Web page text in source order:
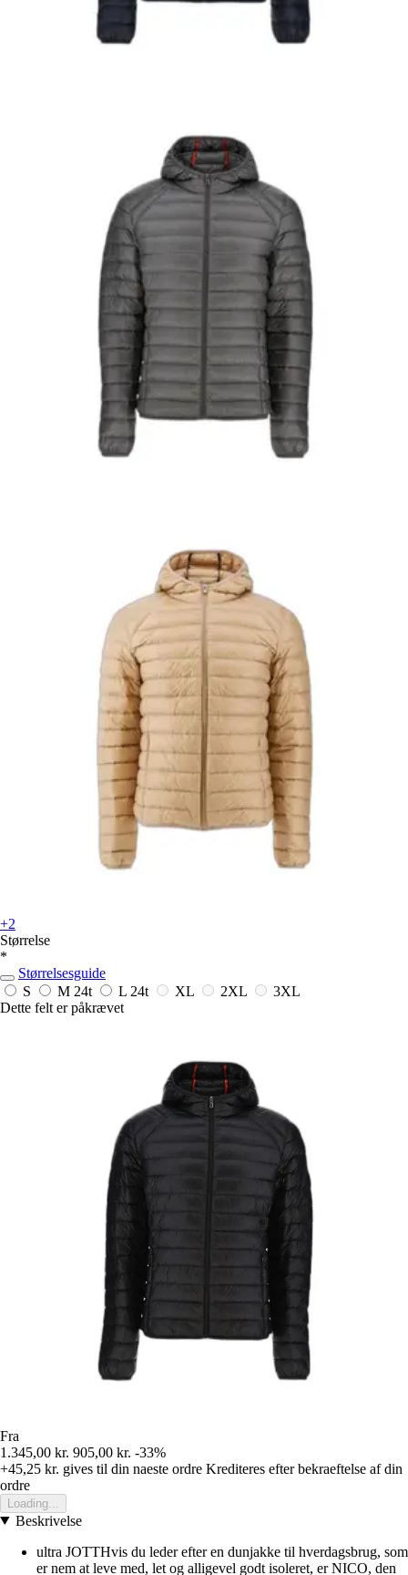
+2
Størrelse
*
Størrelsesguide
S
M 24t L 24t XL 2XL
3XL
Dette felt er påkrævet
Fra
1.345,00 kr. 905,00 kr. -33%
+45,25 kr. gives til din naeste ordre Krediteres efter bekraeftelse af din
ordre
Loading...
Beskrivelse
ultra JOTTHvis du leder efter en dunjakke til hverdagsbrug, som
er nem at leve med, let og alligevel godt isoleret, er NICO, den